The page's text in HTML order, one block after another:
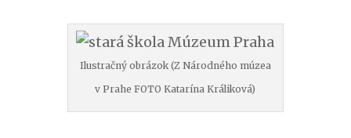
Ilustračný obrázok (Z Národného múzea
v Prahe FOTO Katarína Králiková)